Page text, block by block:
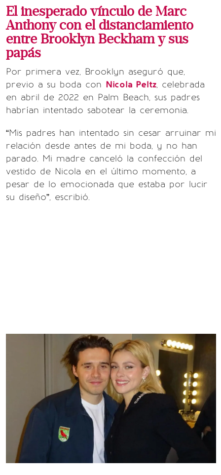
El inesperado vínculo de Marc
Anthony con el distanciamiento
entre Brooklyn Beckham y sus
papás
Por primera vez, Brooklyn aseguró que,
previo a su boda con Nicola Peltz, celebrada
en abril de 2022 en Palm Beach, sus padres
habrían intentado sabotear la ceremonia.
“Mis padres han intentado sin cesar arruinar mi
relación desde antes de mi boda, y no han
parado. Mi madre canceló la confección del
vestido de Nicola en el último momento, a
pesar de lo emocionada que estaba por lucir
su diseño”, escribió.